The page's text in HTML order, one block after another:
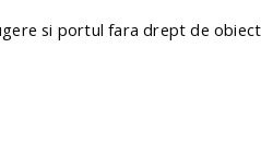
si portul fara drept de